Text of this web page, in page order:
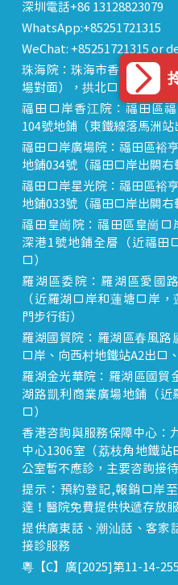
深圳電話+86 13128823079
WhatsApp:+85251721315
WeChat: +85251721315 or
珠海院：珠海市香洲區 拱北
場對面），拱北口岸步行8分
福田口岸香江院：福田區
104號地鋪（東鐵線落馬洲站
福田口岸廣場院：福田區裕
地鋪034號（福田口岸出關右
福田口岸星光院：福田區裕
地鋪033號（福田口岸出關右
福田皇崗院：福田區皇崗口
深港1號地鋪全層（近福田
口）
羅湖區委院：羅湖區愛國
（近羅湖口岸和蓮塘口岸
門步行街）
羅湖國貿院：羅湖區春風路
口岸、向西村地鐵站A2出口
羅湖金光華院：羅湖區國貿
湖路凱利商業廣場地鋪（近
口）
香港咨詢與服務保障中心：
中心1306室（荔枝角地鐵站
公室暫不應診，主要咨詢接待
提示：預約登記,報銷口岸
達！醫院免費提供快遞存放服
提供廣東話、潮汕話、客家
接診服務
粵【C】廣[2025]第11-14-